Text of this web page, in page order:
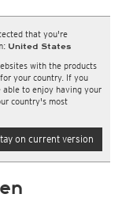
that you're
United States
with the products
your country. If you
to enjoy having your
country's most
on current version